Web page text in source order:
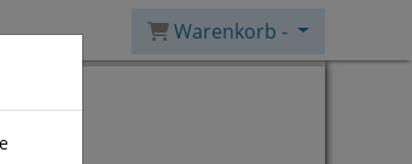
Warenkorb -